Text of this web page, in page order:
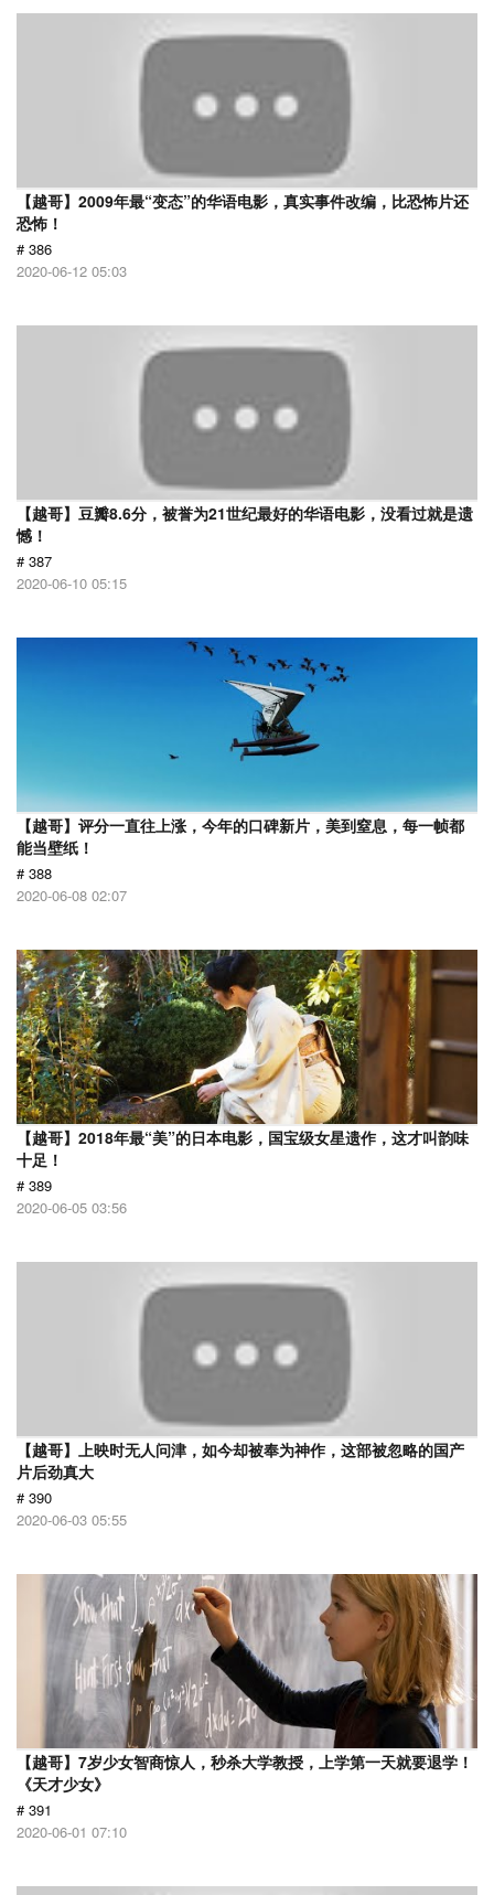
【越哥】2009年最“变态”的华语电影，真实事件改编，比恐怖片还
恐怖！
# 386
2020-06-12 05:03
【越哥】豆瓣8.6分，被誉为21世纪最好的华语电影，没看过就是遗
憾！
# 387
2020-06-10 05:15
【越哥】评分一直往上涨，今年的口碑新片，美到窒息，每一帧都
能当壁纸！
# 388
2020-06-08 02:07
【越哥】2018年最“美”的日本电影，国宝级女星遗作，这才叫韵味
十足！
# 389
2020-06-05 03:56
【越哥】上映时无人问津，如今却被奉为神作，这部被忽略的国产
片后劲真大
# 390
2020-06-03 05:55
【越哥】7岁少女智商惊人，秒杀大学教授，上学第一天就要退学！
《天才少女》
# 391
2020-06-01 07:10